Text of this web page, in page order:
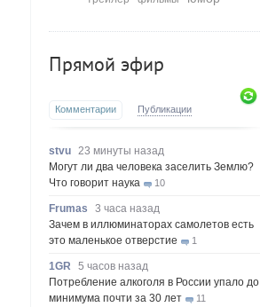
Прямой эфир
Комментарии Публикации
stvu 23 минуты назад
Могут ли два человека заселить Землю?
Что говорит наука
10
Frumas
3 часа назад
Зачем в иллюминаторах самолетов есть
это маленькое отверстие
1
1GR
5 часов назад
Потребление алкоголя в России упало до
минимума почти за 30 лет
11